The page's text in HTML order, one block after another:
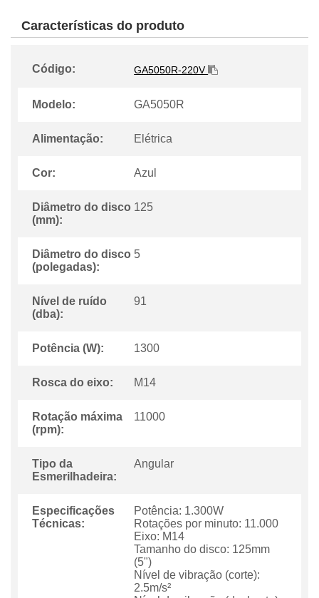
Características do produto
Código: GA5050R-220V
Modelo: GA5050R
Alimentação: Elétrica
Cor: Azul
Diâmetro do disco
(mm):
125
Diâmetro do disco
(polegadas):
5
Nível de ruído
(dba):
91
Potência (W): 1300
Rosca do eixo: M14
Rotação máxima
(rpm):
11000
Tipo da
Esmerilhadeira:
Angular
Especificações
Técnicas:
Potência: 1.300W
Rotações por minuto: 11.000
Eixo: M14
Tamanho do disco: 125mm
(5")
Nível de vibração (corte):
2.5m/s²